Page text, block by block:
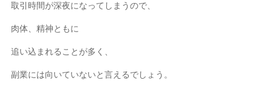
取引時間が深夜になってしまうので、
肉体、精神ともに
追い込まれることが多く、
副業には向いていないと言えるでしょう。